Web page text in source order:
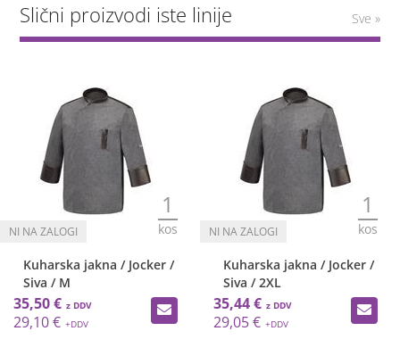
Slični proizvodi iste linije Sve »
1
kos
Kuharska jakna / Jocker /
Siva / M
35,50 €
29,10 €
1
kos
Kuharska jakna / Jocker /
Siva / 2XL
35,44 €
29,05 €